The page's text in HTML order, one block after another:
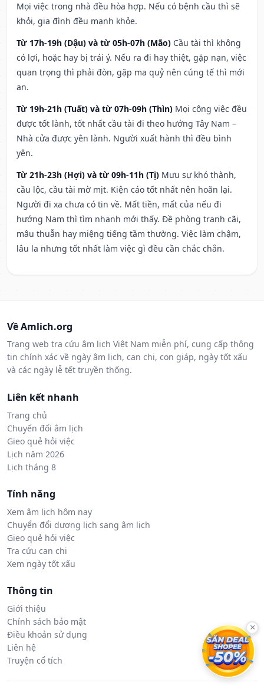
Mọi việc trong nhà đều hòa hợp. Nếu có bệnh cầu thì sẽ
khỏi, gia đình đều mạnh khỏe.
Từ 17h-19h (Dậu) và từ 05h-07h (Mão) Cầu tài thì không
có lợi, hoặc hay bị trái ý. Nếu ra đi hay thiệt, gặp nạn, việc
quan trọng thì phải đòn, gặp ma quỷ nên cúng tế thì mới
an.
Từ 19h-21h (Tuất) và từ 07h-09h (Thìn) Mọi công việc đều
được tốt lành, tốt nhất cầu tài đi theo hướng Tây Nam –
Nhà cửa được yên lành. Người xuất hành thì đều bình
yên.
Từ 21h-23h (Hợi) và từ 09h-11h (Tị) Mưu sự khó thành,
cầu lộc, cầu tài mờ mịt. Kiện cáo tốt nhất nên hoãn lại.
Người đi xa chưa có tin về. Mất tiền, mất của nếu đi
hướng Nam thì tìm nhanh mới thấy. Đề phòng tranh cãi,
mâu thuẫn hay miệng tiếng tầm thường. Việc làm chậm,
lâu la nhưng tốt nhất làm việc gì đều cần chắc chắn.
Về Amlich.org
Trang web tra cứu âm lịch Việt Nam miễn phí, cung cấp thông
tin chính xác về ngày âm lịch, can chi, con giáp, ngày tốt xấu
và các ngày lễ tết truyền thống.
Liên kết nhanh
Trang chủ
Chuyển đổi âm lịch
Gieo quẻ hỏi việc
Lịch năm 2026
Lịch tháng 8
Tính năng
Xem âm lịch hôm nay
Chuyển đổi dương lịch sang âm lịch
Gieo quẻ hỏi việc
Tra cứu can chi
Xem ngày tốt xấu
Thông tin
Giới thiệu
Chính sách bảo mật
Điều khoản sử dụng
Liên hệ
Truyện cổ tích
×